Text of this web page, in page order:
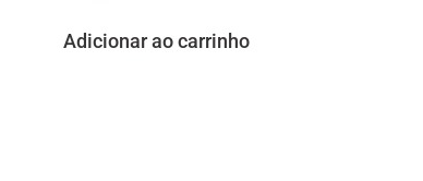
Adicionar ao carrinho